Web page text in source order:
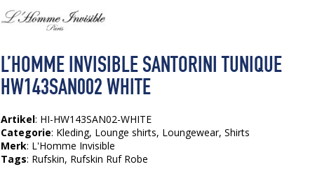
L’HOMME INVISIBLE SANTORINI TUNIQUE
HW143SAN002 WHITE
Artikel: HI-HW143SAN02-WHITE
Categorie: Kleding, Lounge shirts, Loungewear,Shirts
Merk: L'Homme Invisible
Tags: Rufskin, Rufskin Ruf Robe